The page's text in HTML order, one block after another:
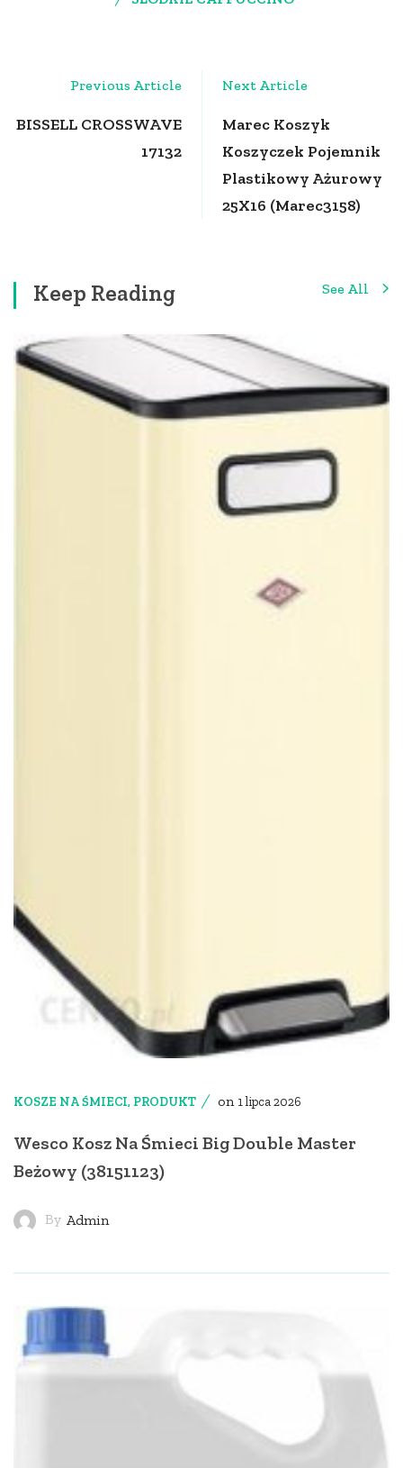
Previous Article
BISSELL CROSSWAVE
17132
Next Article
Marec Koszyk
Koszyczek Pojemnik
Plastikowy Ażurowy
25X16 (Marec3158)
Keep Reading See All
KOSZE NA ŚMIECI, PRODUKT on 1 lipca 2026
Wesco Kosz Na Śmieci Big Double Master
Beżowy (38151123)
By Admin